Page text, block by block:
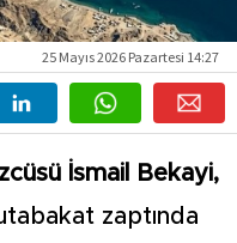
25 Mayıs 2026 Pazartesi 14:27
İsmail Bekayi,
zaptında